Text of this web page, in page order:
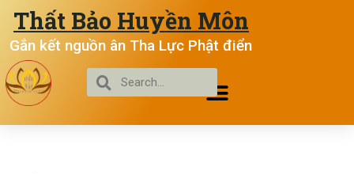
Thất Bảo Huyền Môn
Gắn kết nguồn ân Tha Lực Phật điển